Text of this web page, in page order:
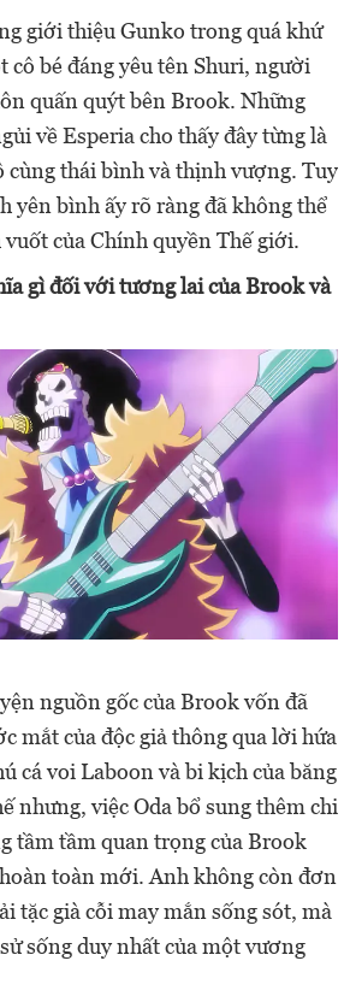
giới thiệu Gunko trong quá khứ
cô bé đáng yêu tên Shuri, người
quấn quýt bên Brook. Những
về Esperia cho thấy đây từng là
cùng thái bình và thịnh vượng. Tuy
yên bình ấy rõ ràng đã không thể
của Chính quyền Thế giới.
gì đối với tương lai của Brook và
nguồn gốc của Brook vốn đã
mắt của độc giả thông qua lời hứa
cá voi Laboon và bi kịch của băng
nhưng, việc Oda bổ sung thêm chi
tầm tầm quan trọng của Brook
toàn mới. Anh không còn đơn
tặc già cỗi may mắn sống sót, mà
sống duy nhất của một vương